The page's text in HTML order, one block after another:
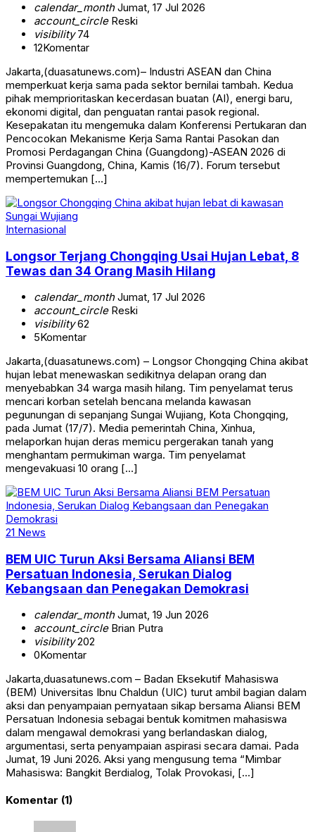
calendar_monthJumat, 17 Jul 2026
account_circleReski
visibility74
12Komentar
Jakarta,(duasatunews.com)– Industri ASEAN dan China
memperkuat kerja sama pada sektor bernilai tambah. Kedua
pihak memprioritaskan kecerdasan buatan (AI), energi baru,
ekonomi digital, dan penguatan rantai pasok regional.
Kesepakatan itu mengemuka dalam Konferensi Pertukaran dan
Pencocokan Mekanisme Kerja Sama Rantai Pasokan dan
Promosi Perdagangan China (Guangdong)-ASEAN 2026 di
Provinsi Guangdong, China, Kamis (16/7). Forum tersebut
mempertemukan […]
Internasional
Longsor Terjang Chongqing Usai Hujan Lebat, 8
Tewas dan 34 Orang Masih Hilang
calendar_monthJumat, 17 Jul 2026
account_circleReski
visibility62
5Komentar
Jakarta,(duasatunews.com) – Longsor Chongqing China akibat
hujan lebat menewaskan sedikitnya delapan orang dan
menyebabkan 34 warga masih hilang. Tim penyelamat terus
mencari korban setelah bencana melanda kawasan
pegunungan di sepanjang Sungai Wujiang, Kota Chongqing,
pada Jumat (17/7). Media pemerintah China, Xinhua,
melaporkan hujan deras memicu pergerakan tanah yang
menghantam permukiman warga. Tim penyelamat
mengevakuasi 10 orang […]
21 News
BEM UIC Turun Aksi Bersama Aliansi BEM
Persatuan Indonesia, Serukan Dialog
Kebangsaan dan Penegakan Demokrasi
calendar_monthJumat, 19 Jun 2026
account_circleBrian Putra
visibility202
0Komentar
Jakarta,duasatunews.com – Badan Eksekutif Mahasiswa
(BEM) Universitas Ibnu Chaldun (UIC) turut ambil bagian dalam
aksi dan penyampaian pernyataan sikap bersama Aliansi BEM
Persatuan Indonesia sebagai bentuk komitmen mahasiswa
dalam mengawal demokrasi yang berlandaskan dialog,
argumentasi, serta penyampaian aspirasi secara damai. Pada
Jumat, 19 Juni 2026. Aksi yang mengusung tema “Mimbar
Mahasiswa: Bangkit Berdialog, Tolak Provokasi, […]
Komentar (1)